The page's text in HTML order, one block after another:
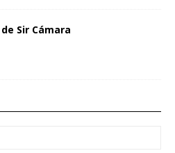
Sir Cámara